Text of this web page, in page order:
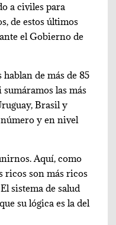
a civiles para
de estos últimos
el Gobierno de
de más de 85
las más
Brasil y
y en nivel
Aquí, como
ricos son más ricos
sistema de salud
su lógica es la del